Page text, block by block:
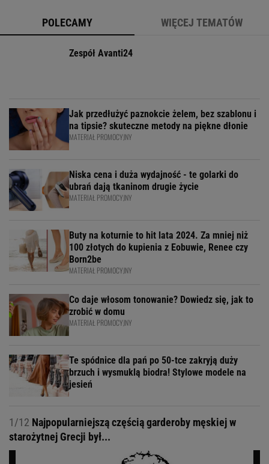
POLECAMY WIĘCEJ TEMATÓW
Zespół Avanti24
Jak przedłużyć paznokcie żelem, bez szablonu i
na tipsie? skuteczne metody na piękne dłonie
MATERIAŁ PROMOCYJNY
Niska cena i duża wydajność - te golarki do
ubrań dają tkaninom drugie życie
MATERIAŁ PROMOCYJNY
Buty na koturnie to hit lata 2024. Za mniej niż
100 złotych do kupienia z Eobuwie, Renee czy
Born2be
MATERIAŁ PROMOCYJNY
Co daje włosom tonowanie? Dowiedz się, jak to
zrobić w domu
MATERIAŁ PROMOCYJNY
Te spódnice dla pań po 50-tce zakryją duży
brzuch i wysmuklą biodra! Stylowe modele na
jesień
1/12 Najpopularniejszą częścią garderoby męskiej w
starożytnej Grecji był...